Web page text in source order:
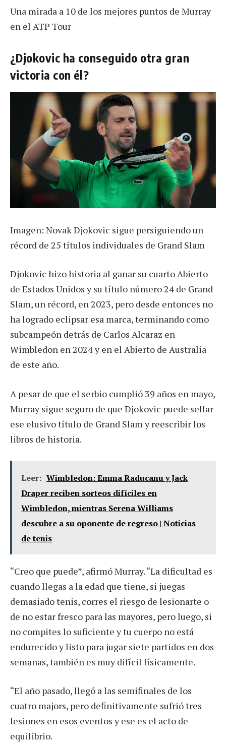
Una mirada a 10 de los mejores puntos de Murray
en el ATP Tour
¿Djokovic ha conseguido otra gran
victoria con él?
Imagen: Novak Djokovic sigue persiguiendo un
récord de 25 títulos individuales de Grand Slam
Djokovic hizo historia al ganar su cuarto Abierto
de Estados Unidos y su título número 24 de Grand
Slam, un récord, en 2023, pero desde entonces no
ha logrado eclipsar esa marca, terminando como
subcampeón detrás de Carlos Alcaraz en
Wimbledon en 2024 y en el Abierto de Australia
de este año.
A pesar de que el serbio cumplió 39 años en mayo,
Murray sigue seguro de que Djokovic puede sellar
ese elusivo título de Grand Slam y reescribir los
libros de historia.
Leer: Wimbledon: Emma Raducanu y Jack
Draper reciben sorteos difíciles en
Wimbledon, mientras Serena Williams
descubre a su oponente de regreso | Noticias
de tenis
“Creo que puede”, afirmó Murray. “La dificultad es
cuando llegas a la edad que tiene, si juegas
demasiado tenis, corres el riesgo de lesionarte o
de no estar fresco para las mayores, pero luego, si
no compites lo suficiente y tu cuerpo no está
endurecido y listo para jugar siete partidos en dos
semanas, también es muy difícil físicamente.
“El año pasado, llegó a las semifinales de los
cuatro majors, pero definitivamente sufrió tres
lesiones en esos eventos y ese es el acto de
equilibrio.